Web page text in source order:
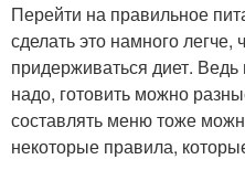
Перейти на правильное
сделать это намного легче,
придерживаться диет.
надо, готовить можно
составлять меню тоже
некоторые правила,